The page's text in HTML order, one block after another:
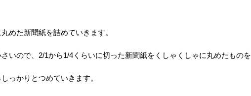
めた新聞紙を詰めていきます。
いので、2/1から1/4くらいに切った新聞紙をくしゃくしゃに丸めたものを
っかりとつめていきます。